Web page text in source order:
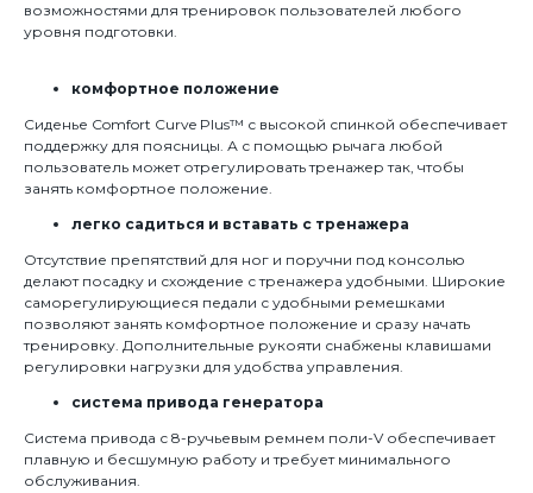
возможностями для тренировок пользователей любого
уровня подготовки.
комфортное положение
Сиденье Comfort Curve Plus™ с высокой спинкой обеспечивает
поддержку для поясницы. А с помощью рычага любой
пользователь может отрегулировать тренажер так, чтобы
занять комфортное положение.
легко садиться и вставать с тренажера
Отсутствие препятствий для ног и поручни под консолью
делают посадку и схождение с тренажера удобными. Широкие
саморегулирующиеся педали с удобными ремешками
позволяют занять комфортное положение и сразу начать
тренировку. Дополнительные рукояти снабжены клавишами
регулировки нагрузки для удобства управления.
система привода генератора
Система привода с 8-ручьевым ремнем поли-V обеспечивает
плавную и бесшумную работу и требует минимального
обслуживания.